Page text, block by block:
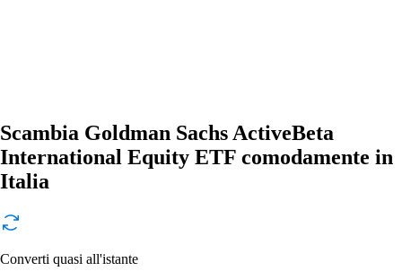
Scambia Goldman Sachs ActiveBeta
International Equity ETF comodamente in
Italia
Converti quasi all'istante